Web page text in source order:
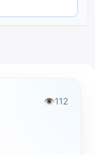
👁112